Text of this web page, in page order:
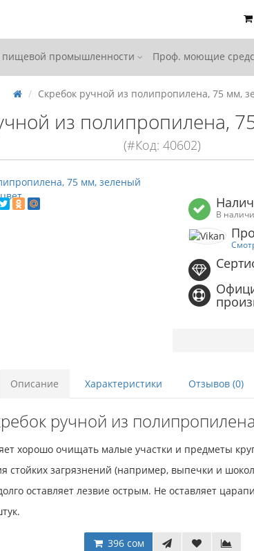
пищевой промышленности Проф. моющие
Скребок ручной из полипропилена, 75 мм,
из полипропилена,
(#Код: 40602)
В
Описание Характеристики Отзывов (0)
ручной из
хорошо очищать малые участки и предметы
стойких загрязнений (например, выпечки и
оставляет лезвие острым. Не оставляет
396 сом